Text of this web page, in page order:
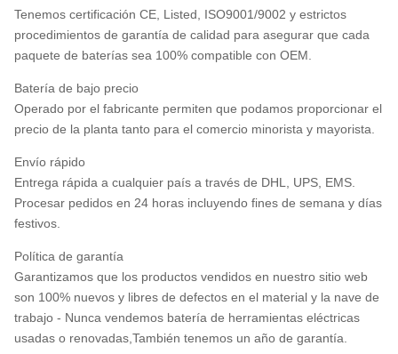
Tenemos certificación CE, Listed, ISO9001/9002 y estrictos
procedimientos de garantía de calidad para asegurar que cada
paquete de baterías sea 100% compatible con OEM.
Batería de bajo precio
Operado por el fabricante permiten que podamos proporcionar el
precio de la planta tanto para el comercio minorista y mayorista.
Envío rápido
Entrega rápida a cualquier país a través de DHL, UPS, EMS.
Procesar pedidos en 24 horas incluyendo fines de semana y días
festivos.
Política de garantía
Garantizamos que los productos vendidos en nuestro sitio web
son 100% nuevos y libres de defectos en el material y la nave de
trabajo - Nunca vendemos batería de herramientas eléctricas
usadas o renovadas,También tenemos un año de garantía.